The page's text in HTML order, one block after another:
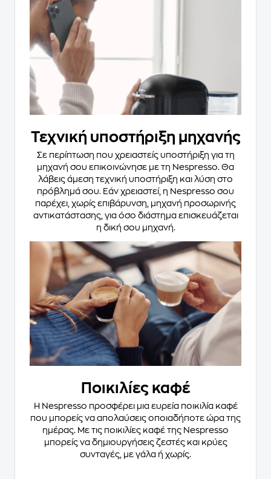
Τεχνική υποστήριξη μηχανής
Σε περίπτωση που χρειαστείς υποστήριξη για τη
μηχανή σου επικοινώνησε με τη Nespresso. Θα
λάβεις άμεση τεχνική υποστήριξη και λύση στο
πρόβλημά σου. Εάν χρειαστεί, η Nespresso σου
παρέχει, χωρίς επιβάρυνση, μηχανή προσωρινής
αντικατάστασης, για όσο διάστημα επισκευάζεται
η δική σου μηχανή.
Ποικιλίες καφέ
Η Nespresso προσφέρει μια ευρεία ποικιλία καφέ
που μπορείς να απολαύσεις οποιαδήποτε ώρα της
ημέρας. Με τις ποικιλίες καφέ της Nespresso
μπορείς να δημιουργήσεις ζεστές και κρύες
συνταγές, με γάλα ή χωρίς.